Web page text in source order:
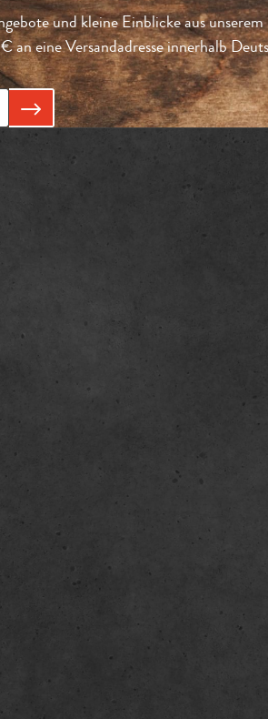
und kleine Einblicke aus
eine Versandadresse innerhalb